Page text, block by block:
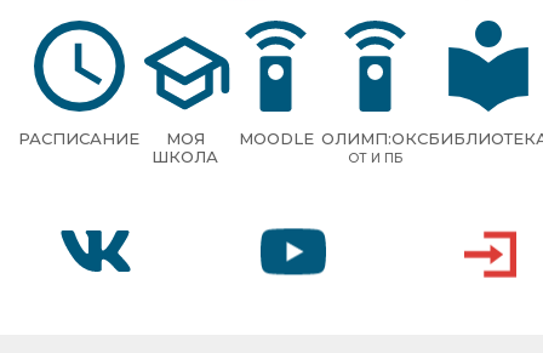
РАСПИСАНИЕ
МОЯ
ШКОЛА
MOODLE ОЛИМП:ОКС
ОТ И ПБ